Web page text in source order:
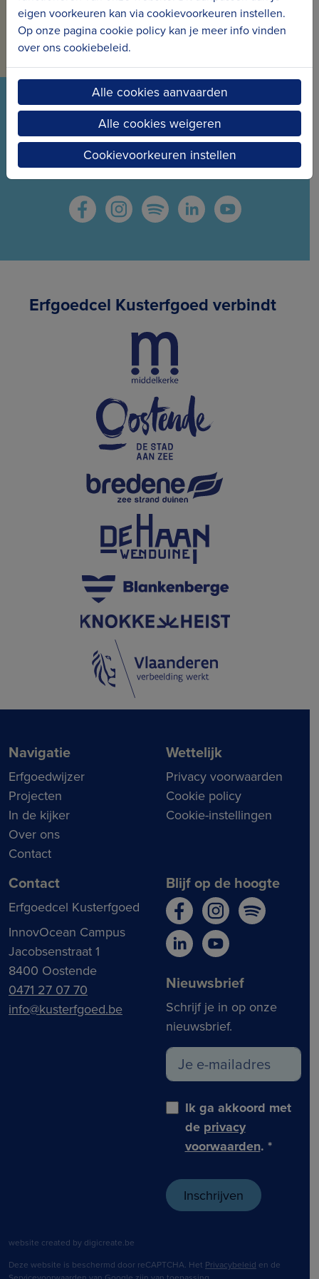
Inschrijven voor de nieuwsbrief
VOLG ONS VIA ONZE SOCIALS
Wees meteen op de hoogte van het laatste nieuws
en de nieuwe projecten.
Erfgoedcel Kusterfgoed verbindt
Navigatie
Erfgoedwijzer
Projecten
In de kijker
Over ons
Contact
Wettelijk
Privacy voorwaarden
Cookie policy
Cookie-instellingen
Contact
Erfgoedcel Kusterfgoed
InnovOcean Campus
Jacobsenstraat 1
8400 Oostende
0471 27 07 70
info@kusterfgoed.be
Blijf op de hoogte
Nieuwsbrief
Schrijf je in op onze
nieuwsbrief.
Ik ga akkoord met
de privacy
voorwaarden. *
website created by digicreate.be
Deze website is beschermd door reCAPTCHA. Het Privacybeleid en de
eigen voorkeuren kan via cookievoorkeuren instellen.
Op onze pagina cookie policy kan je meer info vinden
over ons cookiebeleid.
Alle cookies aanvaarden
Alle cookies weigeren
Cookievoorkeuren instellen